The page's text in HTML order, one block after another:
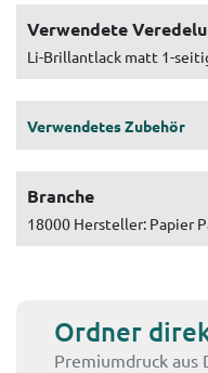
Verwendete
Li-Brillantlack matt 1-
Verwendetes Zubehör
Branche
18000 Hersteller: Papier
Ordner
Premiumdruck aus